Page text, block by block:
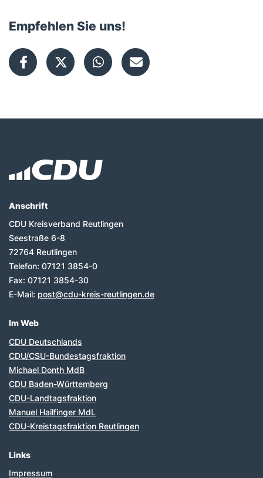
Empfehlen Sie uns!
Fußbereich
Anschrift
CDU Kreisverband Reutlingen
Seestraße 6-8
72764 Reutlingen
Telefon: 07121 3854-0
Fax: 07121 3854-30
E-Mail: post@cdu-kreis-reutlingen.de
Im Web
CDU Deutschlands
CDU/CSU-Bundestagsfraktion
Michael Donth MdB
CDU Baden-Württemberg
CDU-Landtagsfraktion
Manuel Hailfinger MdL
CDU-Kreistagsfraktion Reutlingen
Links
Impressum